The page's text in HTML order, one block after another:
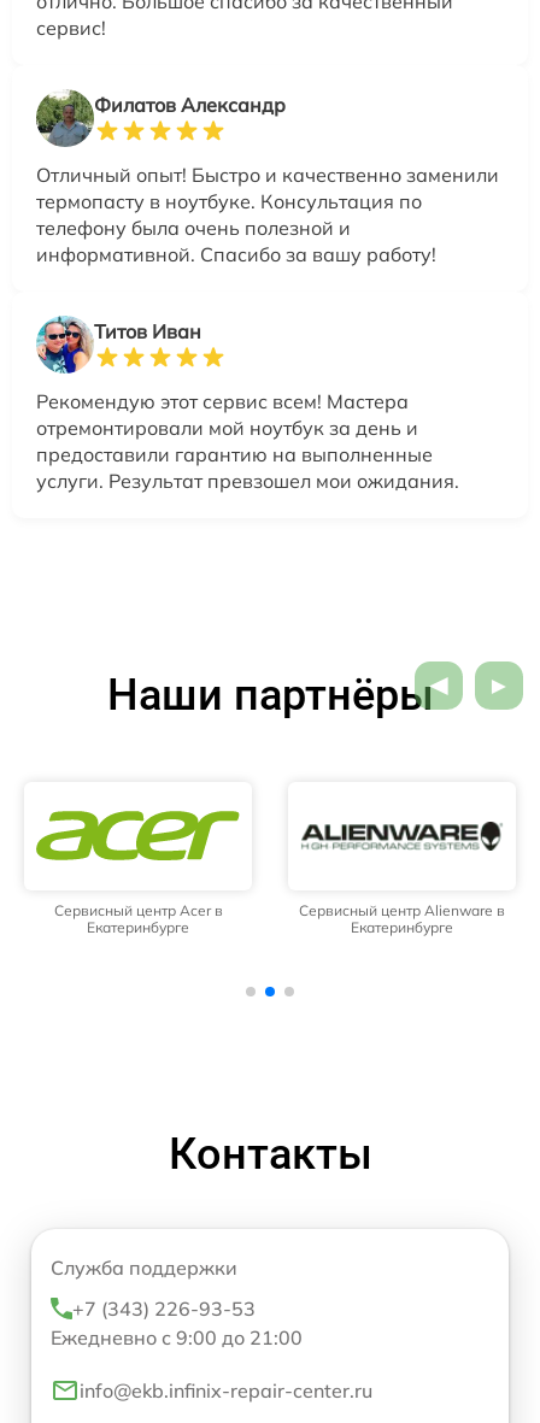
сервис!
Филатов Александр
Отличный опыт! Быстро и качественно заменили
термопасту в ноутбуке. Консультация по
телефону была очень полезной и
информативной. Спасибо за вашу работу!
Титов Иван
Рекомендую этот сервис всем! Мастера
отремонтировали мой ноутбук за день и
предоставили гарантию на выполненные
услуги. Результат превзошел мои ожидания.
Наши партнёры
Сервисный центр Acer в
Екатеринбурге
Сервисный центр Alienware в
Екатеринбурге
Контакты
Служба поддержки
+7 (343) 226-93-53
Ежедневно с 9:00 до 21:00
info@ekb.infinix-repair-center.ru